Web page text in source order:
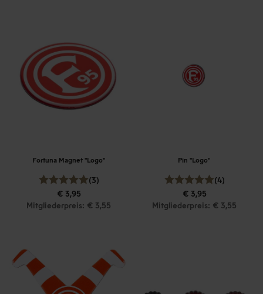
Fortuna Magnet "Logo"
(3)
€ 3,95
Mitgliederpreis: € 3,55
Pin "Logo"
(4)
€ 3,95
Mitgliederpreis: € 3,55